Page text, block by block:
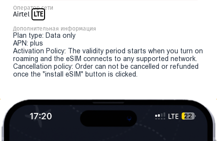
Оператор сети
Airtel LTE
Дополнительная информация
Plan type: Data only
APN: plus
Activation Policy: The validity period starts when you turn on
roaming and the eSIM connects to any supported network.
Cancellation policy: Order can not be cancelled or refunded
once the "install eSIM" button is clicked.